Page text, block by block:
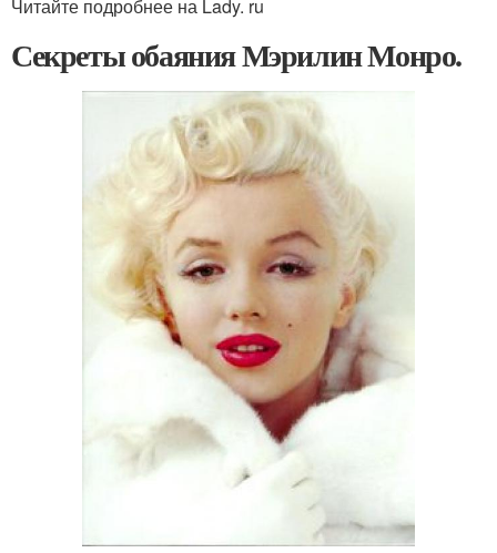
Читайте подробнее на Lady. ru
Секреты обаяния Мэрилин Монро.